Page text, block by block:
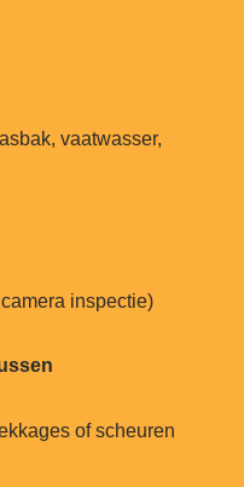
vaatwasser,
inspectie)
of scheuren